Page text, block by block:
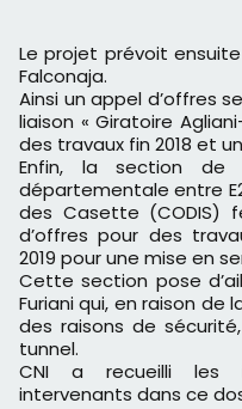
Le projet prévoit ensuite
Falconaja.
Ainsi un appel d’offres
liaison « Giratoire
des travaux fin 2018 et
Enfin, la section de
départementale entre
des Casette (CODIS)
d’offres pour des
2019 pour une mise en
Cette section pose
Furiani qui, en raison de
des raisons de
tunnel.
CNI a recueilli les
intervenants dans ce